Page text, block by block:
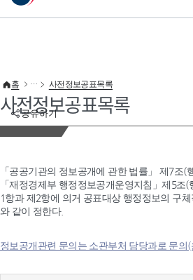
이 누리집은 대한민국 공식 전자정부 누리집입니다.
공유하기
홈 사전정보공표목록
사전정보공표목록
「공공기관의 정보공개에 관한 법률」 제7조(
「재정경제부 행정정보공개운영지침」제5조
1항과 제2항에 의거 공표대상 행정정보의 구
와 같이 정한다.
정보공개관련 문의는 소관부처 담당과로 문의